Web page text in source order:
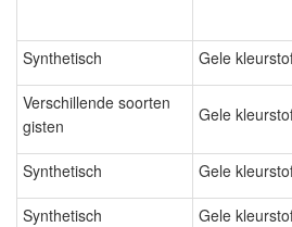
Synthetisch Gele
Verschillende soorten
gisten
Gele
Synthetisch Gele
Synthetisch Gele